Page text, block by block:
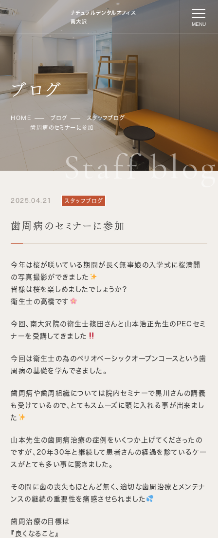
MENU
ナチュラルデンタルオフィス
南大沢
ブログ
HOME ブログ
スタッフブログ
歯周病のセミナーに参加
2025.04.21 スタッフブログ
歯周病のセミナーに参加
今年は桜が咲いている期間が長く無事娘の入学式に桜満開
の写真撮影ができました
皆様は桜を楽しめましたでしょうか？
衛生士の高橋です
今回、南大沢院の衛生士篠田さんと山本浩正先生のPECセミ
ナーを受講してきました
今回は衛生士の為のペリオベーシックオープンコースという歯
周病の基礎を学んできました。
歯周病や歯周組織については院内セミナーで黒川さんの講義
も受けているので、とてもスムーズに頭に入れる事が出来まし
た
山本先生の歯周病治療の症例をいくつか上げてくださったの
ですが、20年30年と継続して患者さんの経過を診ているケー
スがとても多い事に驚きました。
その間に歯の喪失もほとんど無く、適切な歯周治療とメンテナ
ンスの継続の重要性を痛感させられました
歯周治療の目標は
『良くなること』